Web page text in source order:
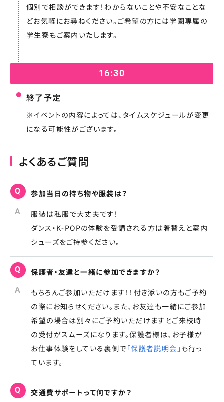
個別で相談ができます！わからないことや不安なことな
どお気軽にお尋ねください。ご希望の方には学園専属の
学生寮もご案内いたします。
16:30
終了予定
※イベントの内容によっては、タイムスケジュールが変更
になる可能性がございます。
よくあるご質問
Q 参加当日の持ち物や服装は？
A
服装は私服で大丈夫です！
ダンス・K-POPの体験を受講される方は着替えと室内
シューズをご持参ください。
Q 保護者・友達と一緒に参加できますか？
A
もちろんご参加いただけます！！付き添いの方もご予約
の際にお知らせください。また、お友達も一緒にご参加
希望の場合は別々にご予約いただけますとご来校時
の受付がスムーズになります。保護者様は、お子様が
お仕事体験をしている裏側で 「保護者説明会」 も行っ
ています。
Q 交通費サポートって何ですか？